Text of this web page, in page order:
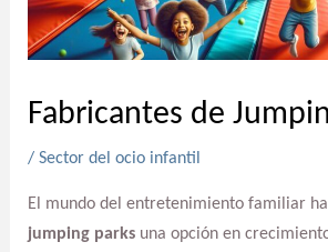
Fabricantes de
/ Sector del ocio infantil
El mundo del entretenimiento familiar
jumping parksuna opción en